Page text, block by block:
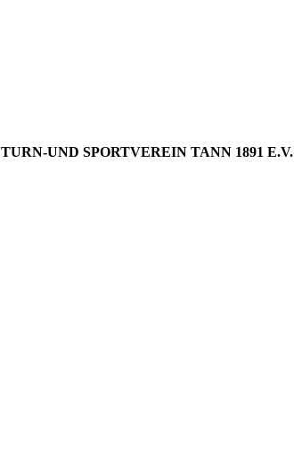
TURN-UND SPORTVEREIN TANN 1891 E.V.